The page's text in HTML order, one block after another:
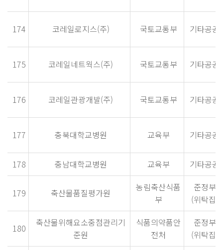
174 코레일로지스(주) 국토교통부 기타공공
175 코레일네트웍스(주) 국토교통부 기타공공
176 코레일관광개발(주) 국토교통부 기타공공
177 충북대학교병원 교육부 기타공공
178 충남대학교병원 교육부 기타공공
179 축산물품질평가원
농림축산식품
부
준정부
(위탁집
180
축산물위해요소중점관리기
준원
식품의약품안
전처
준정부
(위탁집